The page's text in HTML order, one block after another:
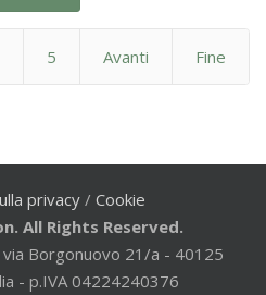
5 Avanti Fine
privacy / Cookie
All Rights Reserved.
Borgonuovo 21/a - 40125
- p.IVA 04224240376